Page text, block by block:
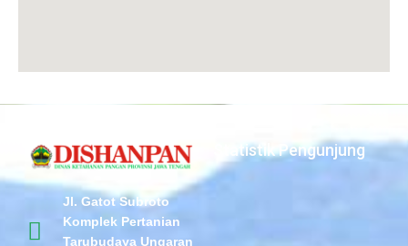
Jl. Gatot Subroto
Komplek Pertanian
Tarubudaya Ungaran
Statistik Pengunjung